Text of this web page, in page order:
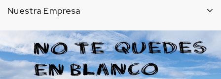
Nuestra Empresa